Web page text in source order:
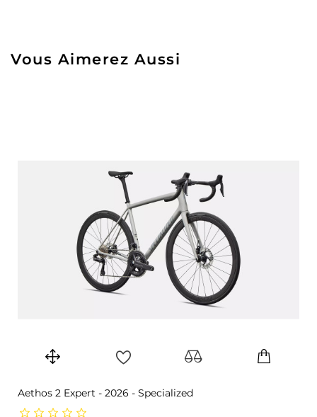
Vous Aimerez Aussi
Aethos 2 Expert - 2026 - Specialized